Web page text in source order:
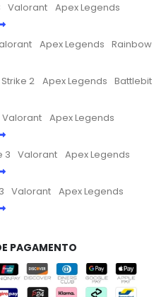
Valorant Apex Legends
Apex Legends Rainbow
2 Apex Legends Battlebit
Valorant Apex Legends
3 Valorant Apex Legends
Valorant Apex Legends
PAGAMENTO